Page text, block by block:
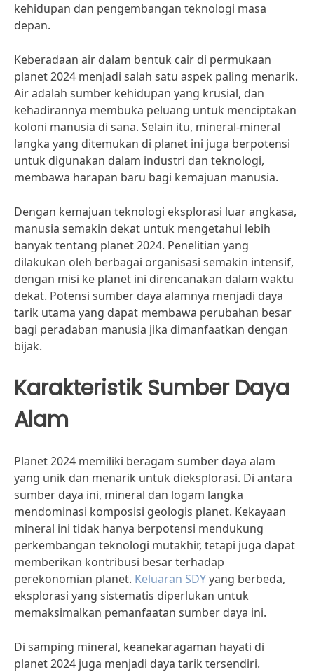
kehidupan dan pengembangan teknologi masa
depan.
Keberadaan air dalam bentuk cair di permukaan
planet 2024 menjadi salah satu aspek paling menarik.
Air adalah sumber kehidupan yang krusial, dan
kehadirannya membuka peluang untuk menciptakan
koloni manusia di sana. Selain itu, mineral-mineral
langka yang ditemukan di planet ini juga berpotensi
untuk digunakan dalam industri dan teknologi,
membawa harapan baru bagi kemajuan manusia.
Dengan kemajuan teknologi eksplorasi luar angkasa,
manusia semakin dekat untuk mengetahui lebih
banyak tentang planet 2024. Penelitian yang
dilakukan oleh berbagai organisasi semakin intensif,
dengan misi ke planet ini direncanakan dalam waktu
dekat. Potensi sumber daya alamnya menjadi daya
tarik utama yang dapat membawa perubahan besar
bagi peradaban manusia jika dimanfaatkan dengan
bijak.
Karakteristik Sumber Daya
Alam
Planet 2024 memiliki beragam sumber daya alam
yang unik dan menarik untuk dieksplorasi. Di antara
sumber daya ini, mineral dan logam langka
mendominasi komposisi geologis planet. Kekayaan
mineral ini tidak hanya berpotensi mendukung
perkembangan teknologi mutakhir, tetapi juga dapat
memberikan kontribusi besar terhadap
perekonomian planet. Keluaran SDYyang berbeda,
eksplorasi yang sistematis diperlukan untuk
memaksimalkan pemanfaatan sumber daya ini.
Di samping mineral, keanekaragaman hayati di
planet 2024 juga menjadi daya tarik tersendiri.